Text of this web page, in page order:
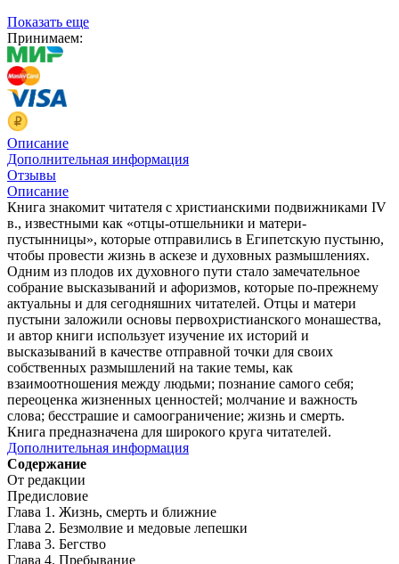
Показать еще
Принимаем:
Описание
Дополнительная информация
Отзывы
Описание
Книга знакомит читателя с христианскими подвижниками IV
в., известными как «отцы-отшельники и матери-
пустынницы», которые отправились в Египетскую пустыню,
чтобы провести жизнь в аскезе и духовных размышлениях.
Одним из плодов их духовного пути стало замечательное
собрание высказываний и афоризмов, которые по-прежнему
актуальны и для сегодняшних читателей. Отцы и матери
пустыни заложили основы первохристианского монашества,
и автор книги использует изучение их историй и
высказываний в качестве отправной точки для своих
собственных размышлений на такие темы, как
взаимоотношения между людьми; познание самого себя;
переоценка жизненных ценностей; молчание и важность
слова; бесстрашие и самоограничение; жизнь и смерть.
Книга предназначена для широкого круга читателей.
Дополнительная информация
Содержание
От редакции
Предисловие
Глава 1. Жизнь, смерть и ближние
Глава 2. Безмолвие и медовые лепешки
Глава 3. Бегство
Глава 4. Пребывание